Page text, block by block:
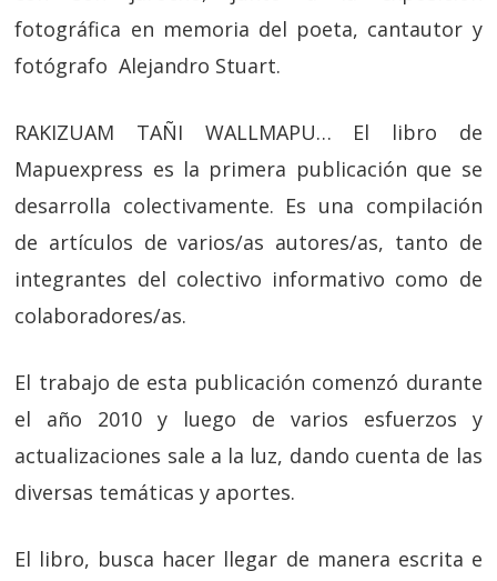
fotográfica en memoria del poeta, cantautor y
fotógrafo Alejandro Stuart.
RAKIZUAM TAÑI WALLMAPU… El libro de
Mapuexpress es la primera publicación que se
desarrolla colectivamente. Es una compilación
de artículos de varios/as autores/as, tanto de
integrantes del colectivo informativo como de
colaboradores/as.
El trabajo de esta publicación comenzó durante
el año 2010 y luego de varios esfuerzos y
actualizaciones sale a la luz, dando cuenta de las
diversas temáticas y aportes.
El libro, busca hacer llegar de manera escrita e